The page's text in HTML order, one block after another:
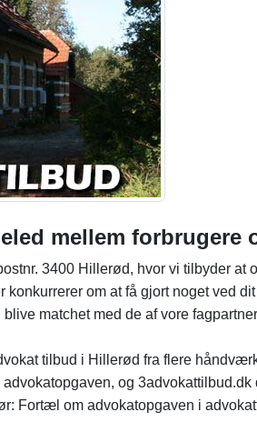
mellem forbrugere
3400 Hillerød, hvor vi tilbyder at
om at få gjort noget ved
matchet med de af vore
tilbud i Hillerød fra flere
og
Fortæl om advokatopgaven i